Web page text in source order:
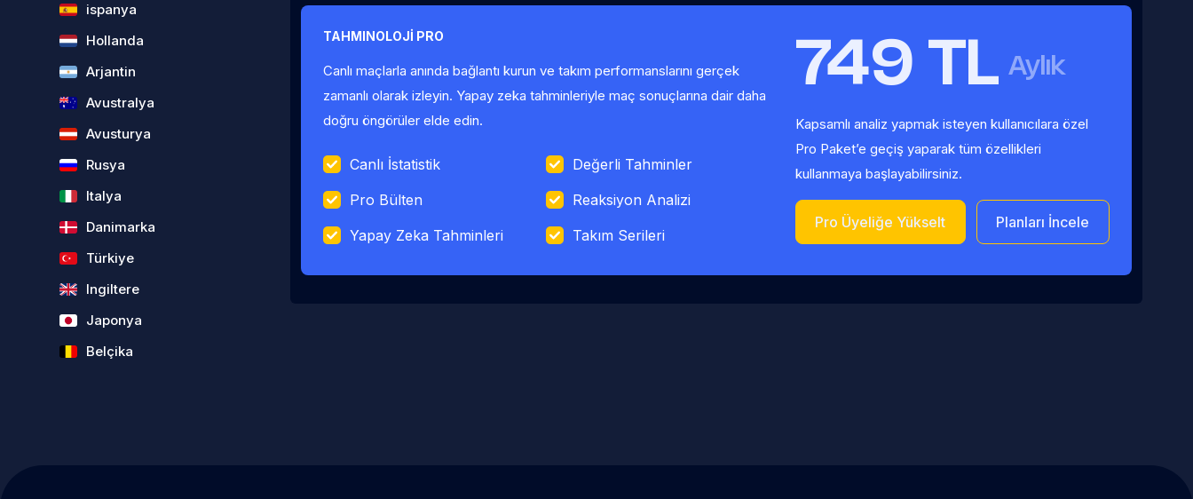
ispanya
Hollanda
Arjantin
Avustralya
Avusturya
Rusya
Italya
Danimarka
Türkiye
Ingiltere
Japonya
Belçika
TAHMINOLOJİ PRO
Canlı maçlarla anında bağlantı kurun ve takım performanslarını gerçek
zamanlı olarak izleyin. Yapay zeka tahminleriyle maç sonuçlarına dair daha
doğru öngörüler elde edin.
Canlı İstatistik
Değerli Tahminler
Pro Bülten
Reaksiyon Analizi
Yapay Zeka Tahminleri
Takım Serileri
749 TL Aylık
Kapsamlı analiz yapmak isteyen kullanıcılara özel
Pro Paket’e geçiş yaparak tüm özellikleri
kullanmaya başlayabilirsiniz.
Pro Üyeliğe Yükselt Planları İncele